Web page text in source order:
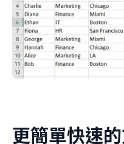
更簡單快速
幾分鐘，
上傳試算表，用自然
✨